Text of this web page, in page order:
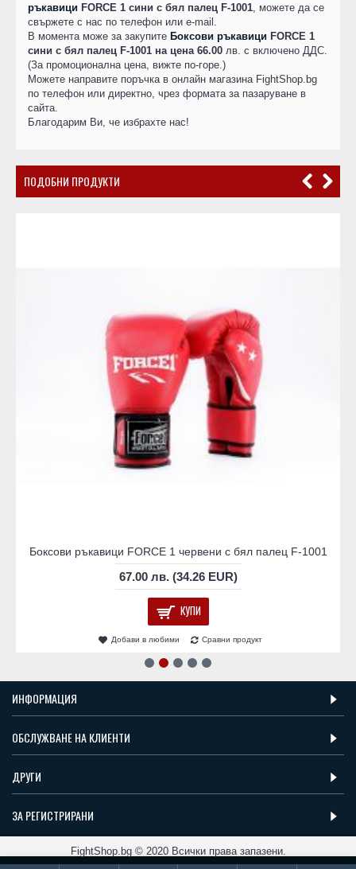
ръкавици FORCE 1 сини с бял палец F-1001, можете да се
свържете с нас по телефон или e-mail.
В момента може за закупите Боксови ръкавици FORCE 1
сини с бял палец F-1001 на цена 66.00 лв. с включено ДДС.
(За промоционална цена, вижте по-горе.)
Можете направите поръчка в онлайн магазина FightShop.bg
по телефон или директно, чрез формата за пазаруване в
сайта.
Благодарим Ви, че избрахте нас!
ПОДОБНИ ПРОДУКТИ
Боксови ръкавици FORCE 1 червени с бял палец F-1001
67.00 лв. (34.26 EUR)
КУПИ
Добави в любими Сравни продукт
ИНФОРМАЦИЯ
ОБСЛУЖВАНЕ НА КЛИЕНТИ
ДРУГИ
ЗА РЕГИСТРИРАНИ
FightShop.bg © 2020 Всички права запазени.